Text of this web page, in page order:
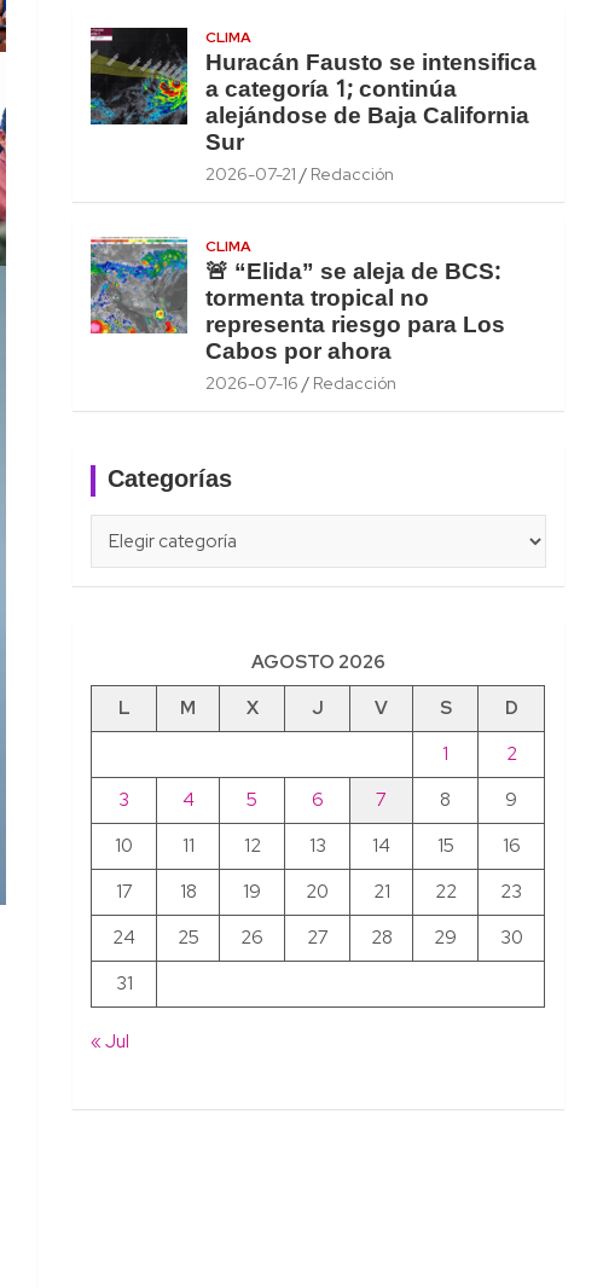
CLIMA
Huracán Fausto se intensifica
a categoría 1; continúa
alejándose de Baja California
Sur
2026-07-21 Redacción
CLIMA
🚨 “Elida” se aleja de BCS:
tormenta tropical no
representa riesgo para Los
Cabos por ahora
2026-07-16 Redacción
Categorías
AGOSTO 2026
L
M X J V S
D
1
2
3
4 5 6 7 8
9
10
11 12 13 14 15
16
17
18 19 20 21 22
23
24
25 26 27 28 29
30
31
« Jul